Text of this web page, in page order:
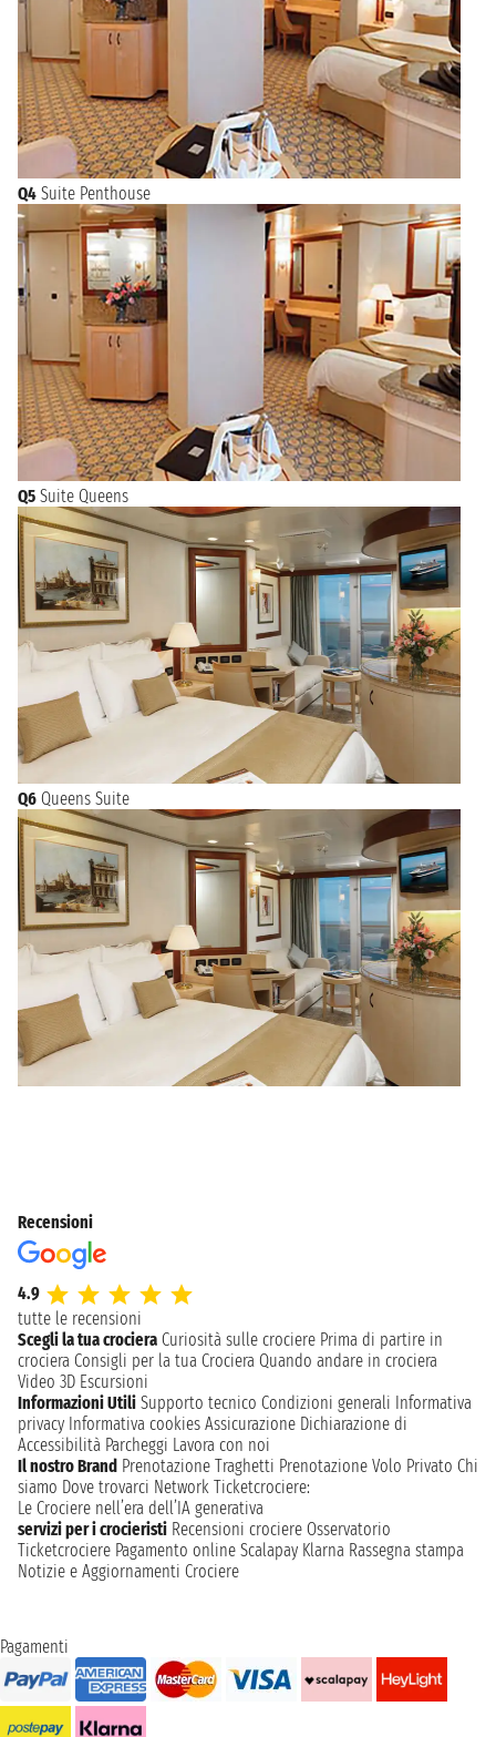
Q4 Suite Penthouse
Q5 Suite Queens
Q6 Queens Suite
Recensioni
4.9
tutte le recensioni
Scegli la tua crociera Curiosità sulle crociere Prima di partire in
crociera Consigli per la tua Crociera Quando andare in crociera
Video 3D Escursioni
Informazioni Utili Supporto tecnico Condizioni generali Informativa
privacy Informativa cookies Assicurazione Dichiarazione di
Accessibilità Parcheggi Lavora con noi
Il nostro Brand Prenotazione Traghetti Prenotazione Volo Privato Chi
siamo Dove trovarci Network Ticketcrociere:
Le Crociere nell’era dell’IA generativa
servizi per i crocieristi Recensioni crociere Osservatorio
Ticketcrociere Pagamento online Scalapay Klarna Rassegna stampa
Notizie e Aggiornamenti Crociere
Pagamenti